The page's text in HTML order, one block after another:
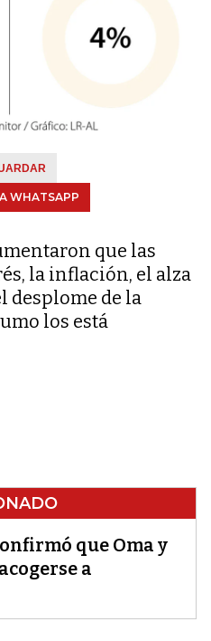
WHATSAPP
que las
la inflación, el alza
desplome de la
los está
que Oma y
a